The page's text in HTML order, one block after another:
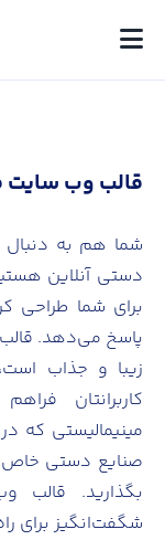
قالب وب
شما هم به
دستی آنلاین
برای شما طراحی
پاسخ می‌دهد.
زیبا و جذاب
کاربرانتان
مینیمالیستی که
صنایع دستی خاص
بگذارید. قالب
شگفت‌انگیز برای